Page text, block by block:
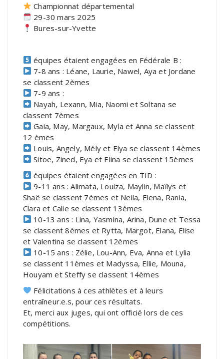
Championnat départemental
29-30 mars 2025
Bures-sur-Yvette
équipes étaient engagées en Fédérale B :
7-8 ans : Léane, Laurie, Nawel, Aya et Jordane
se classent 2èmes
7-9 ans :
Nayah, Lexann, Mia, Naomi et Soltana se
classent 7èmes
Gaia, May, Margaux, Myla et Anna se classent
12 èmes
Louis, Angely, Mély et Elya se classent 14èmes
Sitoe, Zined, Eya et Elina se classent 15èmes
équipes étaient engagées en TID :
9-11 ans : Alimata, Louiza, Maylin, Maïlys et
Shaë se classent 7èmes et Neila, Elena, Rania,
Clara et Calie se classent 13èmes
10-13 ans : Lina, Yasmina, Arina, Dune et Tessa
se classent 8èmes et Rytta, Margot, Elana, Elise
et Valentina se classent 12èmes
10-15 ans : Zélie, Lou-Ann, Eva, Anna et Lylia
se classent 11èmes et Madyssa, Ellie, Mouna,
Houyam et Steffy se classent 14èmes
Félicitations à ces athlètes et à leurs
entraîneur.e.s, pour ces résultats.
Et, merci aux juges, qui ont officié lors de ces
compétitions.